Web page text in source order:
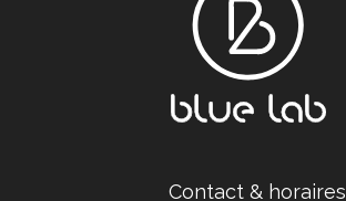
Contact & horaires